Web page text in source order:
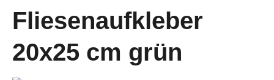
Fliesenaufkleber
20x25 cm grün